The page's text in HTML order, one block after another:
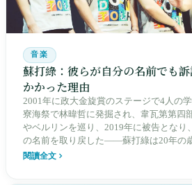
音楽
蘇打綠：彼らが自分の名前でも
かかった理由
2001年に政大金旋賞のステージで4人の
寮海祭で林暐哲に発掘され、韋瓦第第四
やベルリンを巡り、2019年に被告となり
の名前を取り戻した——蘇打綠は20年の
湾のインディーバンドがデビューする際
閱讀全文